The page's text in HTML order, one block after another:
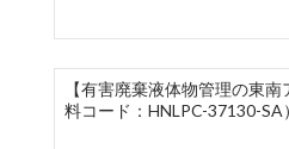
【有害廃棄液体物管理の東
料コード：HNLPC-37130-SA